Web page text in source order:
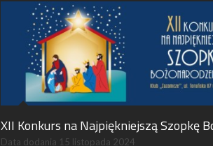
XII Konkurs na Najpiękniejszą Szopkę
Data dodania 15 listopada 2024